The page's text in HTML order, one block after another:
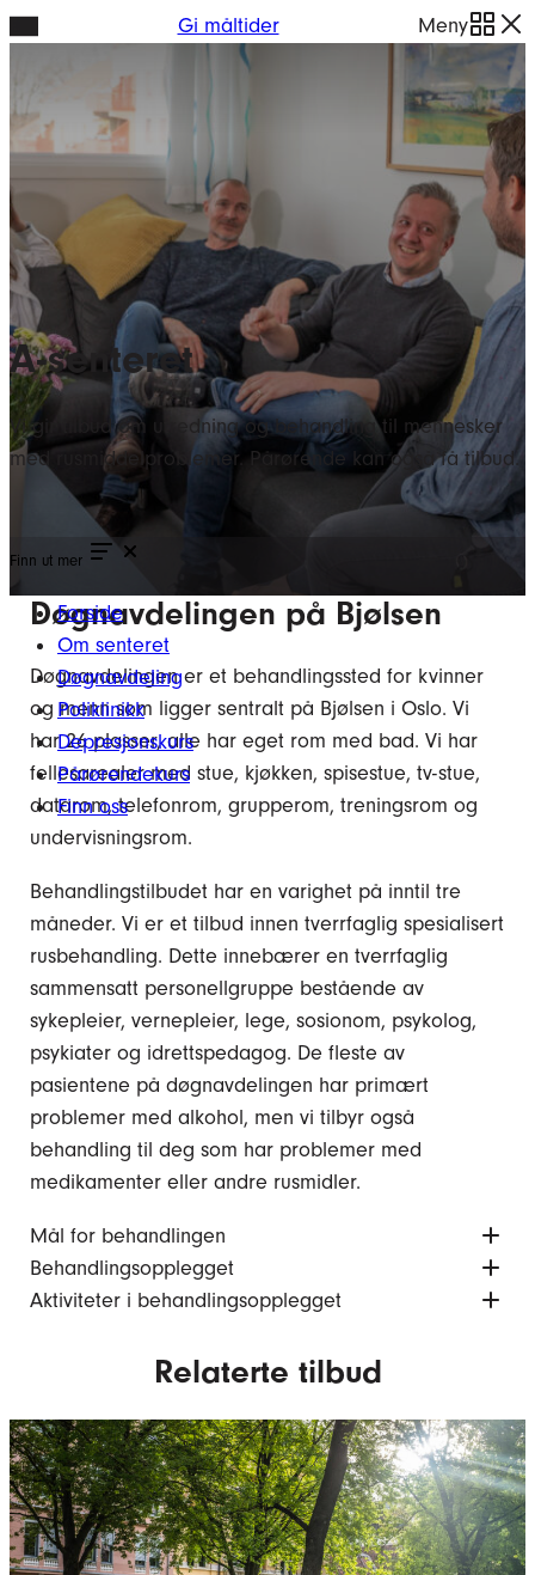
Hopp
innhold
Gi måltider Meny
A-senteret
Vi gir tilbud om utredning og behandling til mennesker
med rusmiddelproblemer. Pårørende kan også få tilbud.
Finn ut mer
Forside
Om senteret
Døgnavdeling
Poliklinikk
Depresjonskurs
Pårørendekurs
Finn oss
Døgnavdelingen på Bjølsen
Døgnavdelingen er et behandlingssted for kvinner
og menn som ligger sentralt på Bjølsen i Oslo. Vi
har 26 plasser, alle har eget rom med bad. Vi har
fellesarealer med stue, kjøkken, spisestue, tv-stue,
datarom, telefonrom, grupperom, treningsrom og
undervisningsrom.
Behandlingstilbudet har en varighet på inntil tre
måneder. Vi er et tilbud innen tverrfaglig spesialisert
rusbehandling. Dette innebærer en tverrfaglig
sammensatt personellgruppe bestående av
sykepleier, vernepleier, lege, sosionom, psykolog,
psykiater og idrettspedagog. De fleste av
pasientene på døgnavdelingen har primært
problemer med alkohol, men vi tilbyr også
behandling til deg som har problemer med
medikamenter eller andre rusmidler.
Mål for behandlingen
Behandlingsopplegget
Aktiviteter i behandlingsopplegget
Relaterte tilbud